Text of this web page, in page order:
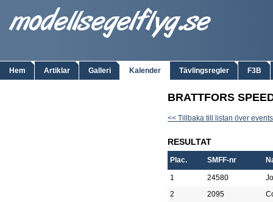
Hem Artiklar Galleri Kalender Tävlingsregler F3B
BRATTFORS
<< Tillbaka till listan över events
RESULTAT
Plac. SMFF-nr
1 24580
2
2095